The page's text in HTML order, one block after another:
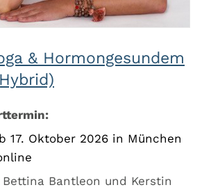
& Hormongesundem
17. Oktober 2026 in München
Bettina Bantleon und Kerstin